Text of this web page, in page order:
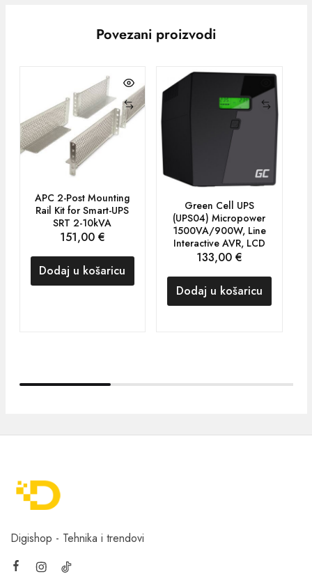
Povezani proizvodi
APC 2-Post Mounting
Rail Kit for Smart-UPS
SRT 2-10kVA
151,00 €
Dodaj u košaricu
Green Cell UPS
(UPS04) Micropower
1500VA/900W, Line
Interactive AVR, LCD
133,00 €
Dodaj u košaricu
Digishop - Tehnika i trendovi